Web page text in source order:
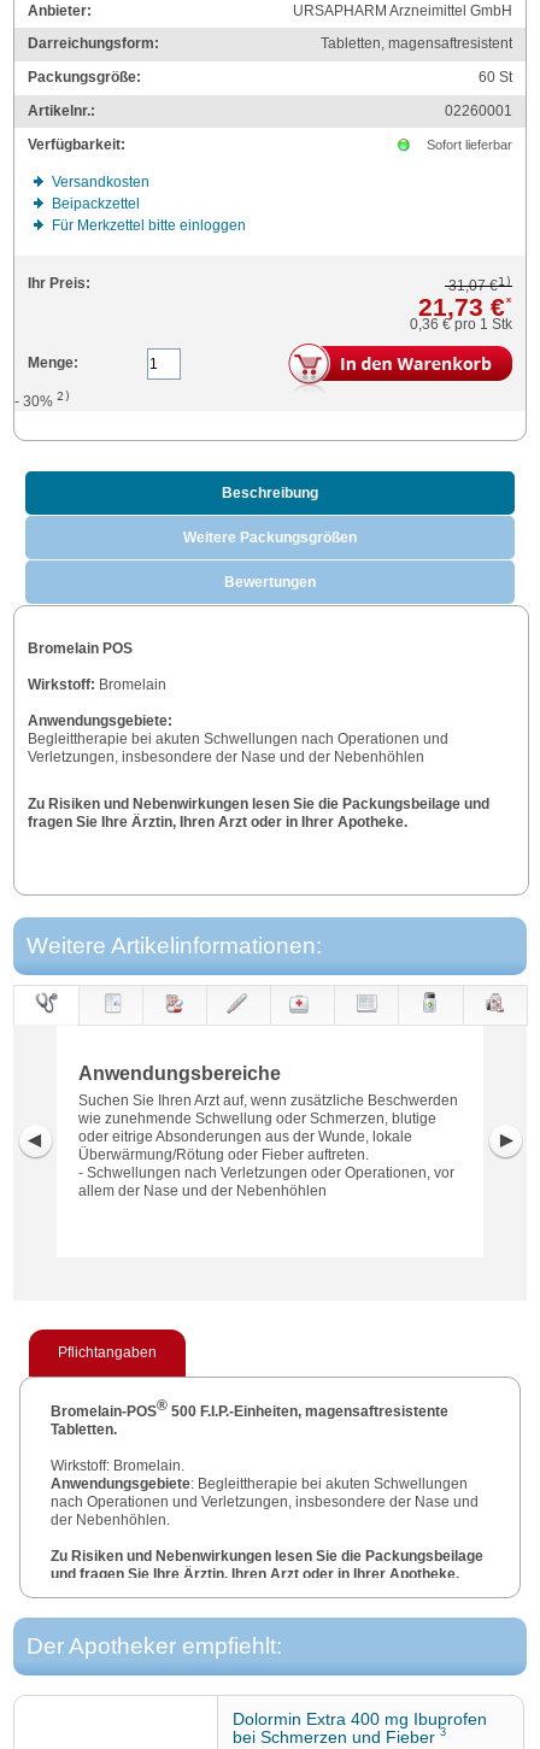
Anbieter:
URSAPHARM Arzneimittel GmbH
Darreichungsform:
Tabletten, magensaftresistent
Packungsgröße:
60St
Artikelnr.:
02260001
Verfügbarkeit:
Sofort lieferbar
Versandkosten
Beipackzettel
Für Merkzettel bitte einloggen
Ihr Preis: 31,07 €1)
21,73 €*
0,36 €pro 1 Stk
Menge:
- 30%2)
Beschreibung
Weitere Packungsgrößen
Bewertungen
Bromelain POS
Wirkstoff: Bromelain
Anwendungsgebiete:
Begleittherapie bei akuten Schwellungen nach Operationen und
Verletzungen, insbesondere der Nase und der Nebenhöhlen
Zu Risiken und Nebenwirkungen lesen Sie die Packungsbeilage und
fragen Sie Ihre Ärztin, Ihren Arzt oder in Ihrer Apotheke.
Weitere Artikelinformationen:
Anwendungsbereiche
Suchen Sie Ihren Arzt auf, wenn zusätzliche Beschwerden
wie zunehmende Schwellung oder Schmerzen, blutige
oder eitrige Absonderungen aus der Wunde, lokale
Überwärmung/Rötung oder Fieber auftreten.
- Schwellungen nach Verletzungen oder Operationen, vor
allem der Nase und der Nebenhöhlen
Pflichtangaben
Bromelain-POS® 500 F.I.P.-Einheiten, magensaftresistente
Tabletten.
Wirkstoff: Bromelain.
Anwendungsgebiete: Begleittherapie bei akuten Schwellungen
nach Operationen und Verletzungen, insbesondere der Nase und
der Nebenhöhlen.
Zu Risiken und Nebenwirkungen lesen Sie die Packungsbeilage
und fragen Sie Ihre Ärztin, Ihren Arzt oder in Ihrer Apotheke.
Saarbrücken.
Der Apotheker empfiehlt:
Dolormin Extra 400 mg Ibuprofen
bei Schmerzen und Fieber3